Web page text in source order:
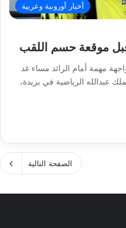
أخبار أوروبية وعربية
قبل موقعة حسم اللقب
مهمة أمام الرائد مساء غد
عبدالله الرياضية في بريدة،
الصفحة التالية